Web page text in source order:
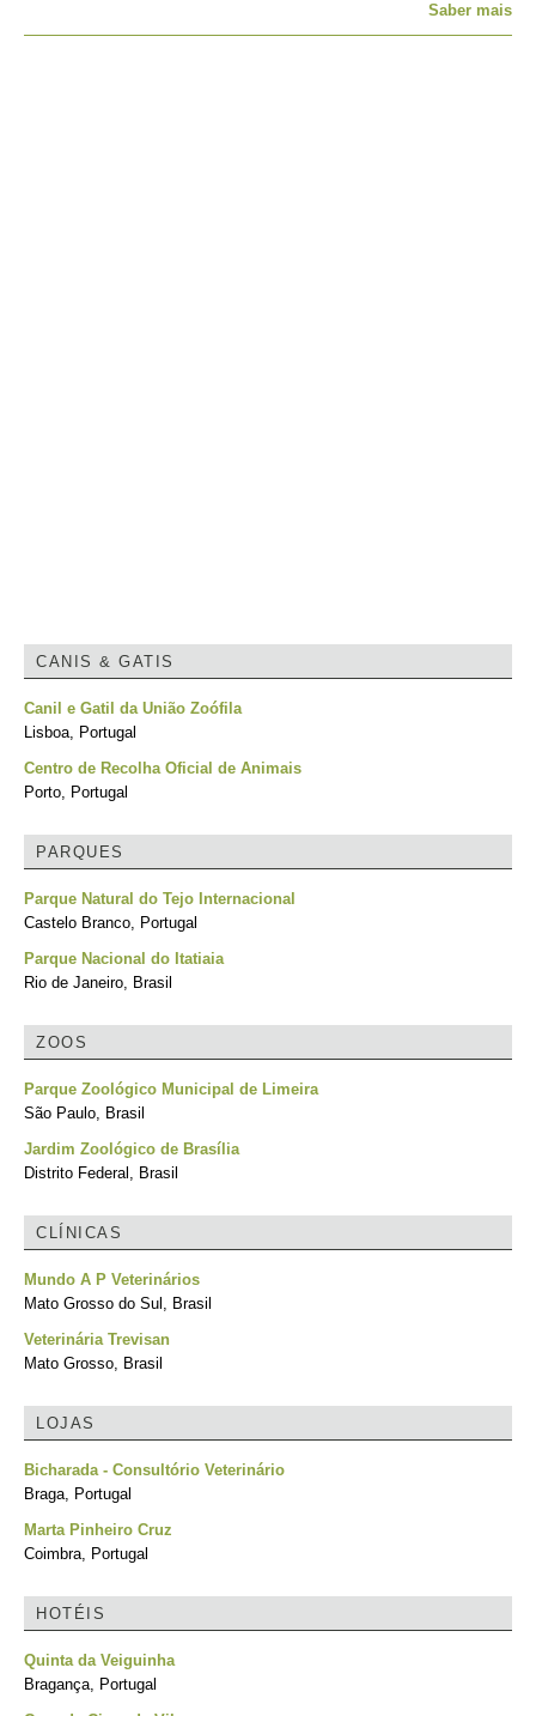
Saber mais
CANIS & GATIS
Canil e Gatil da União Zoófila
Lisboa, Portugal
Centro de Recolha Oficial de Animais
Porto, Portugal
PARQUES
Parque Natural do Tejo Internacional
Castelo Branco, Portugal
Parque Nacional do Itatiaia
Rio de Janeiro, Brasil
ZOOS
Parque Zoológico Municipal de Limeira
São Paulo, Brasil
Jardim Zoológico de Brasília
Distrito Federal, Brasil
CLÍNICAS
Mundo A P Veterinários
Mato Grosso do Sul, Brasil
Veterinária Trevisan
Mato Grosso, Brasil
LOJAS
Bicharada - Consultório Veterinário
Braga, Portugal
Marta Pinheiro Cruz
Coimbra, Portugal
HOTÉIS
Quinta da Veiguinha
Bragança, Portugal